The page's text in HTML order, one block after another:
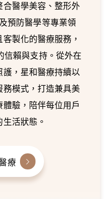
醫學美容、整形外
預防醫學等專業領
製化的醫療服務，
信賴與支持。從外在
，星和醫療持續以
模式，打造兼具美
驗，陪伴每位用戶
活狀態。
療